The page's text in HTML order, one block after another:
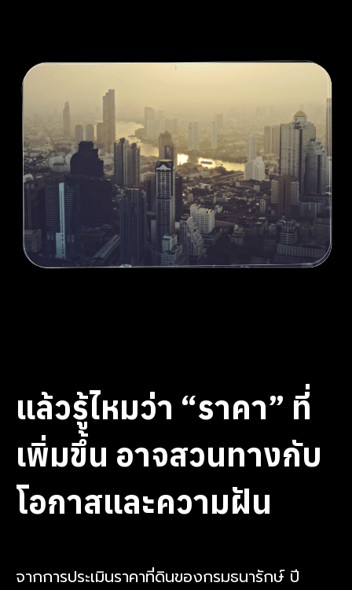
แล้วรู้ไหมว่า “ราคา” ที่
เพิ่มขึ้น อาจสวนทางกับ
โอกาสและความฝัน
จากการประเมินราคาที่ดินของกรมธนารักษ์ ปี